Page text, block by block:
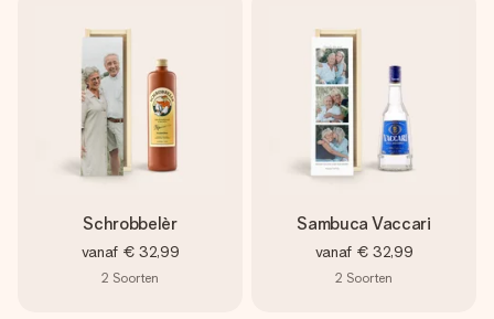
Schrobbelèr
vanaf € 32,99
2 Soorten
Sambuca Vaccari
vanaf € 32,99
2 Soorten